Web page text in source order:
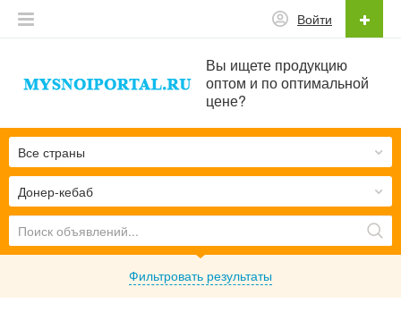
Вы ищете продукцию
оптом и по оптимальной
цене?
Войти
Донер-кебаб
Все страны
Фильтровать результаты